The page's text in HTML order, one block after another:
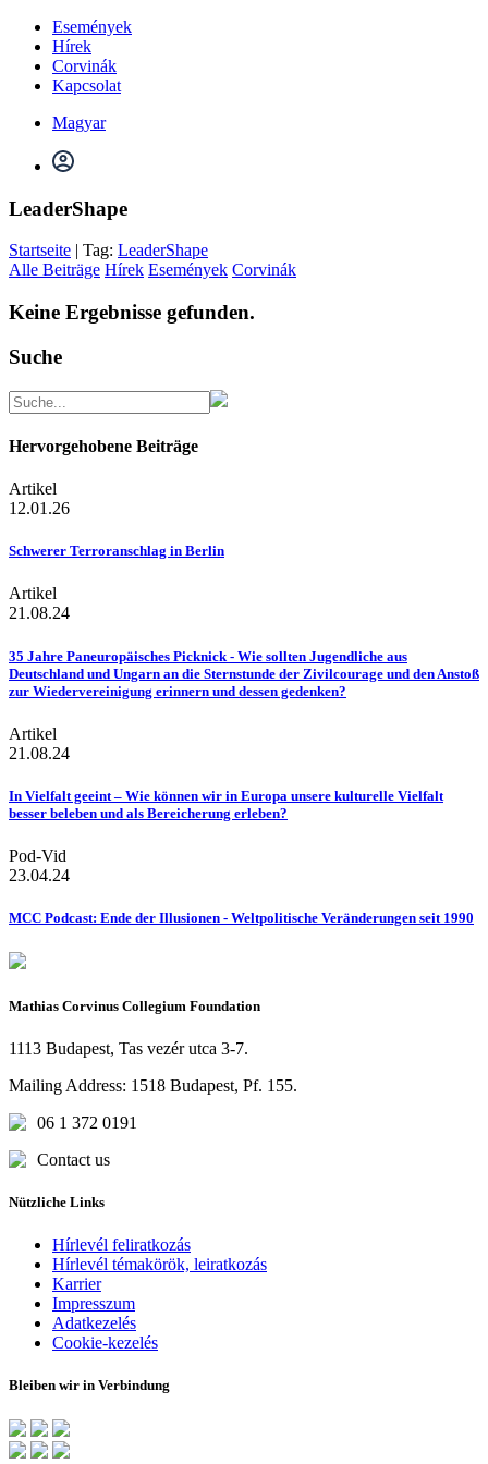
Események
Hírek
Corvinák
Kapcsolat
Magyar
LeaderShape
Startseite | Tag: LeaderShape
Alle Beiträge Hírek Események Corvinák
Keine Ergebnisse gefunden.
Suche
Hervorgehobene Beiträge
Artikel
12.01.26
Schwerer Terroranschlag in Berlin
Artikel
21.08.24
35 Jahre Paneuropäisches Picknick - Wie sollten Jugendliche aus
Deutschland und Ungarn an die Sternstunde der Zivilcourage und den Anstoß
zur Wiedervereinigung erinnern und dessen gedenken?
Artikel
21.08.24
In Vielfalt geeint – Wie können wir in Europa unsere kulturelle Vielfalt
besser beleben und als Bereicherung erleben?
Pod-Vid
23.04.24
MCC Podcast: Ende der Illusionen - Weltpolitische Veränderungen seit 1990
Mathias Corvinus Collegium Foundation
1113 Budapest, Tas vezér utca 3-7.
Mailing Address: 1518 Budapest, Pf. 155.
06 1 372 0191
Contact us
Nützliche Links
Hírlevél feliratkozás
Hírlevél témakörök, leiratkozás
Karrier
Impresszum
Adatkezelés
Cookie-kezelés
Bleiben wir in Verbindung